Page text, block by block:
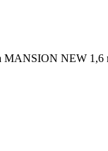
MANSION NEW